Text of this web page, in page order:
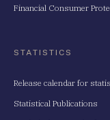
Financial Consumer
STATISTICS
Release calendar for
Statistical Publications